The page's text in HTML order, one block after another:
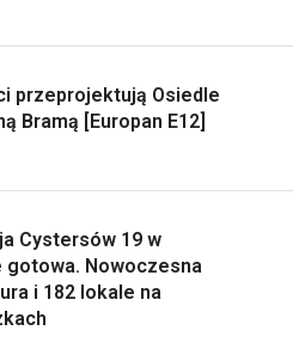
przeprojektują Osiedle
Bramą [Europan E12]
Cystersów 19 w
gotowa. Nowoczesna
i 182 lokale na